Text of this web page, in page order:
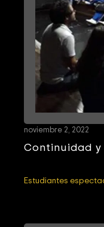
Continuidad y
noviembre 2, 2022
Estudiantes